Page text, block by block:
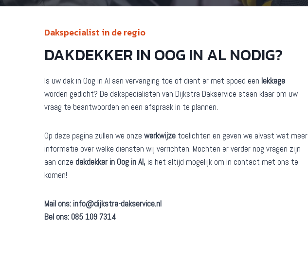
Dakspecialist in de regio
DAKDEKKER IN OOG IN AL NODIG?
Is uw dak in Oog in Al aan vervanging toe of dient er met spoed een lekkage
worden gedicht? De dakspecialisten van Dijkstra Dakservice staan klaar om uw
vraag te beantwoorden en een afspraak in te plannen.
Op deze pagina zullen we onze werkwijze toelichten en geven we alvast wat meer
informatie over welke diensten wij verrichten. Mochten er verder nog vragen zijn
aan onze dakdekker in Oog in Al, is het altijd mogelijk om in contact met ons te
komen!
Mail ons: info@dijkstra-dakservice.nl
Bel ons: 085 109 7314